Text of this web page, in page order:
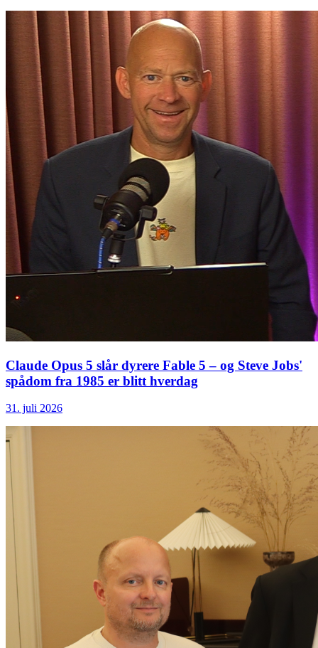
Claude Opus 5 slår dyrere Fable 5 – og Steve Jobs'
spådom fra 1985 er blitt hverdag
31. juli 2026